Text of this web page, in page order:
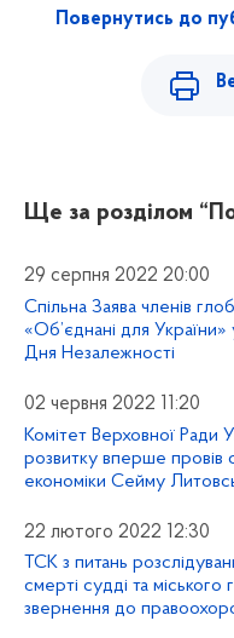
Повернутись до
Ще за розділом
29 серпня 2022 20:00
Спільна Заява членів
«Об’єднані для України»
Дня Незалежності
02 червня 2022 11:20
Комітет Верховної Ради
розвитку вперше провів
економіки Сейму
22 лютого 2022 12:30
ТСК з питань
смерті судді та
звернення до